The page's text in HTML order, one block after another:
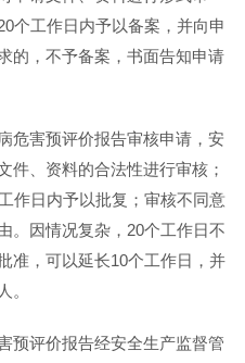
个工作日内予以备案，并向申
的，不予备案，书面告知申请
危害预评价报告审核申请，安
件、资料的合法性进行审核；
作日内予以批复；审核不同意
。因情况复杂，20个工作日不
准，可以延长10个工作日，并
。
预评价报告经安全生产监督管